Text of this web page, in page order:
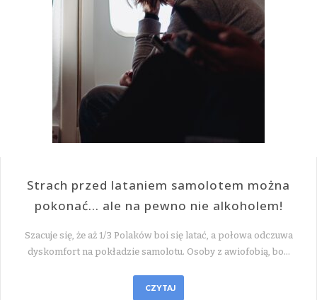
Strach przed lataniem samolotem można
pokonać… ale na pewno nie alkoholem!
Szacuje się, że aż 1/3 Polaków boi się latać, a połowa odczuwa
dyskomfort na pokładzie samolotu. Osoby z awiofobią, bo…
CZYTAJ